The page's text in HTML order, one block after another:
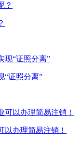
“证照分离”
办理简易注销！